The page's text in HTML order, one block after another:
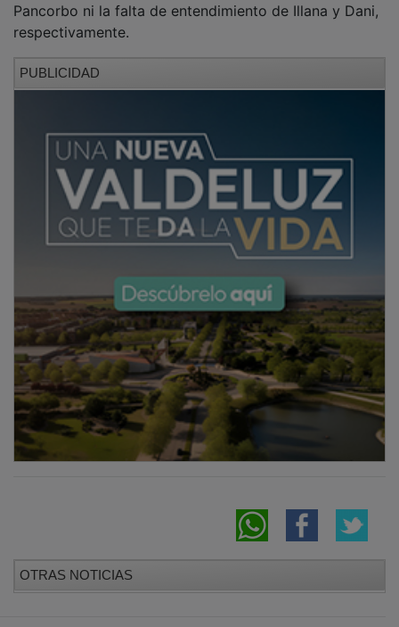
respectivamente.